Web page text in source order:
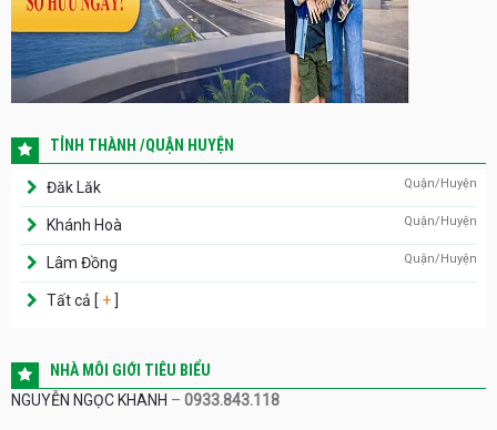
TỈNH THÀNH /QUẬN HUYỆN
Đăk Lăk Quận/Huyện
Khánh Hoà Quận/Huyện
Lâm Đồng Quận/Huyện
Tất cả [ + ]
NHÀ MÔI GIỚI TIÊU BIỂU
NGUYỄN NGỌC KHANH – 0933.843.118